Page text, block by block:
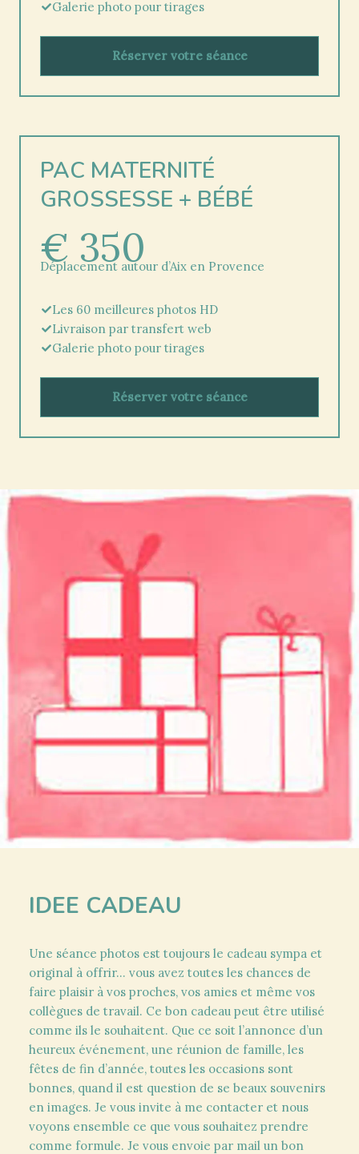
Galerie photo pour tirages
Réserver votre séance
PAC MATERNITÉ
GROSSESSE + BÉBÉ
€ 350
Déplacement autour d’Aix en Provence
Les 60 meilleures photos HD
Livraison par transfert web
Galerie photo pour tirages
Réserver votre séance
IDEE CADEAU
Une séance photos est toujours le cadeau sympa et
original à offrir… vous avez toutes les chances de
faire plaisir à vos proches, vos amies et même vos
collègues de travail. Ce bon cadeau peut être utilisé
comme ils le souhaitent. Que ce soit l’annonce d’un
heureux événement, une réunion de famille, les
fêtes de fin d’année, toutes les occasions sont
bonnes, quand il est question de se beaux souvenirs
en images. Je vous invite à me contacter et nous
voyons ensemble ce que vous souhaitez prendre
comme formule. Je vous envoie par mail un bon